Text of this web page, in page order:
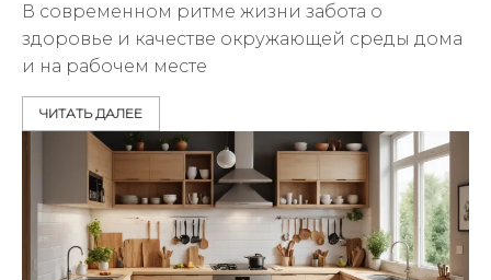
В современном ритме жизни забота о
здоровье и качестве окружающей среды дома
и на рабочем месте
ЧИТАТЬ ДАЛЕЕ